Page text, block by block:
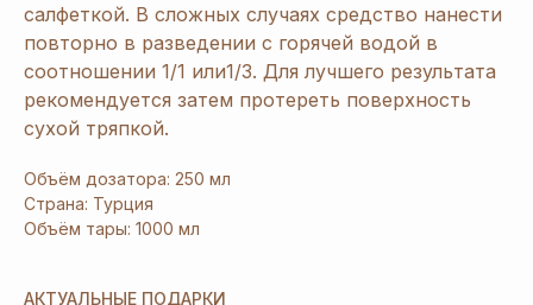
салфеткой. В сложных случаях средство нанести
повторно в разведении с горячей водой в
соотношении 1/1 или1/3. Для лучшего результата
рекомендуется затем протереть поверхность
сухой тряпкой.
Объём дозатора: 250 мл
Страна: Турция
Объём тары: 1000 мл
АКТУАЛЬНЫЕ ПОДАРКИ
вы получаете 1 подарок из предложенных
1
ЗАРЕГИСТРИРУЙТЕСЬ
В «ERSAG», ЧТОБЫ
20%
И ПОДАРКИ